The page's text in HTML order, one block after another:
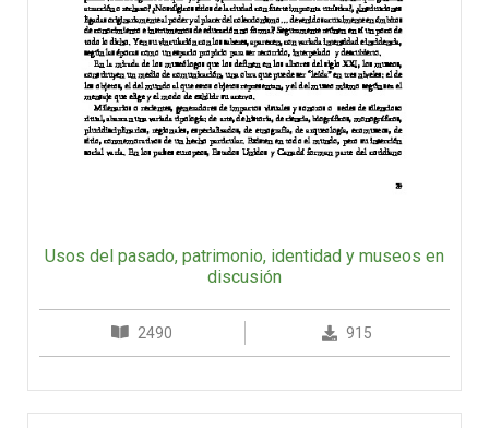
Usos del pasado, patrimonio, identidad y museos en
discusión
2490 915